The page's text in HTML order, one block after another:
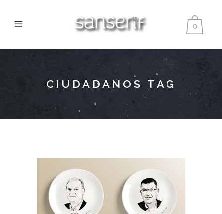
0
CIUDADANOS TAG